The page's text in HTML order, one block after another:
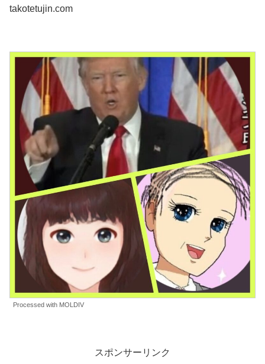
takotetujin.com
Processed with MOLDIV
スポンサーリンク